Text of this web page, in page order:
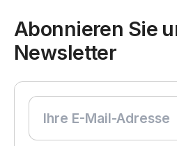
Abonnieren Sie
Newsletter